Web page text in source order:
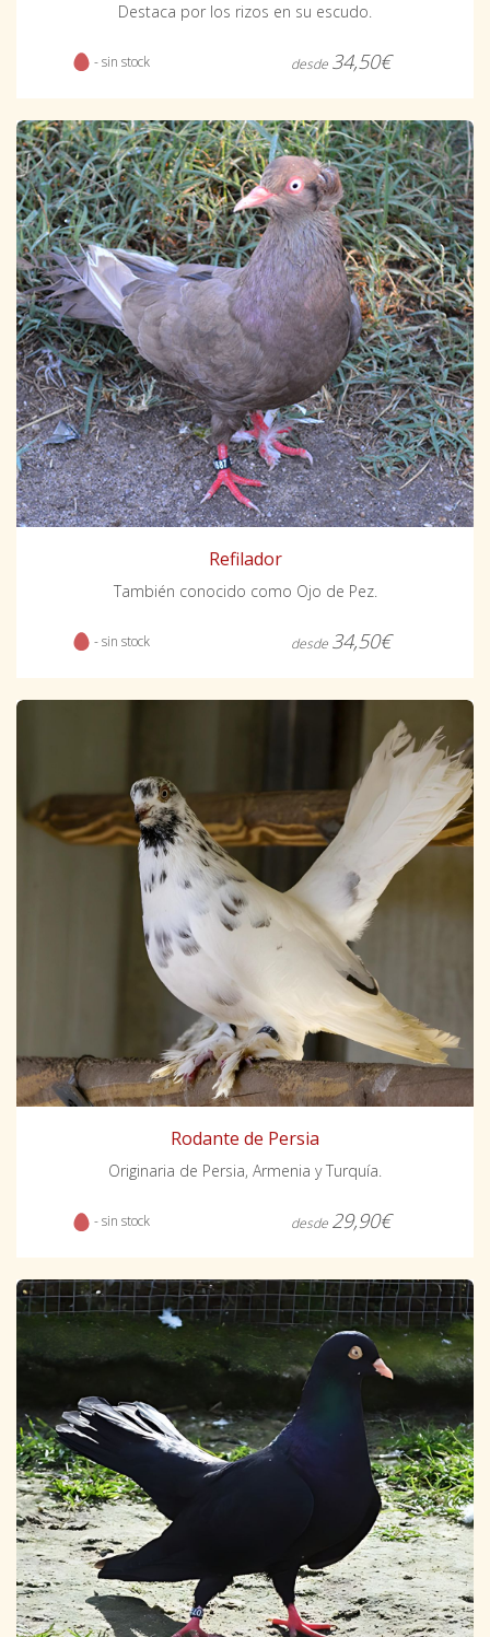
Destaca por los rizos en su escudo.
- sin stock desde 34,50€
Refilador
También conocido como Ojo de Pez.
- sin stock desde 34,50€
Rodante de Persia
Originaria de Persia, Armenia y Turquía.
- sin stock desde 29,90€